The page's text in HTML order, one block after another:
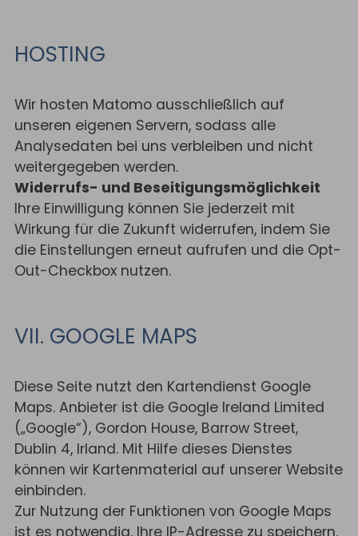
HOSTING
Wir hosten Matomo ausschließlich auf
unseren eigenen Servern, sodass alle
Analysedaten bei uns verbleiben und nicht
weitergegeben werden.
Widerrufs- und Beseitigungsmöglichkeit
Ihre Einwilligung können Sie jederzeit mit
Wirkung für die Zukunft widerrufen, indem Sie
die Einstellungen erneut aufrufen und die Opt-
Out-Checkbox nutzen.
VII. GOOGLE MAPS
Diese Seite nutzt den Kartendienst Google
Maps. Anbieter ist die Google Ireland Limited
(„Google“), Gordon House, Barrow Street,
Dublin 4, Irland. Mit Hilfe dieses Dienstes
können wir Kartenmaterial auf unserer Website
einbinden.
Zur Nutzung der Funktionen von Google Maps